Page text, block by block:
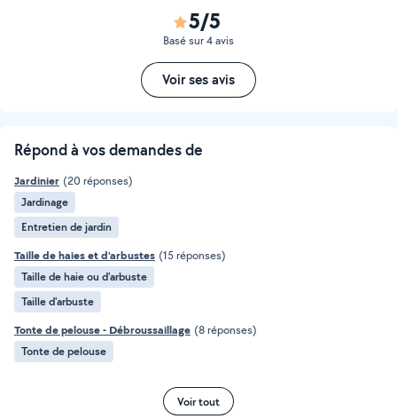
5/5
Basé sur 4 avis
Voir ses avis
Répond à vos demandes de
Jardinier (20 réponses)
Jardinage
Entretien de jardin
Taille de haies et d'arbustes (15 réponses)
Taille de haie ou d'arbuste
Taille d'arbuste
Tonte de pelouse - Débroussaillage (8 réponses)
Tonte de pelouse
Voir tout